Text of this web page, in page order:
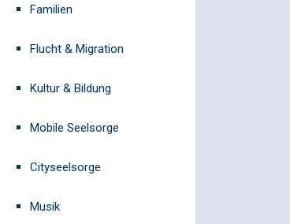
Familien
Flucht & Migration
Kultur & Bildung
Mobile Seelsorge
Cityseelsorge
Musik